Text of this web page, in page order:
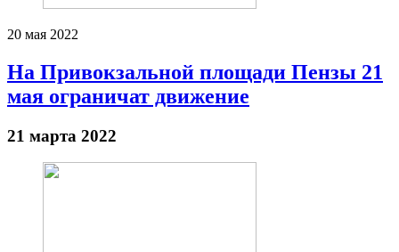
20 мая 2022
На Привокзальной площади Пензы 21
мая ограничат движение
21 марта 2022